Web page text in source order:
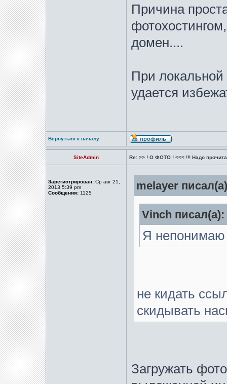
Причина
домен....
При локальной
удается
Вернуться к началу
SiteAdmin Re: >> ! О ФОТО ! <<< !!! Надо
Зарегистрирован: Ср авг 21,
2013 5:39 pm
Сообщения: 1125
melayer
Vinch писал(а):
Я непонимаю
не кидать
скидывать
Загружать